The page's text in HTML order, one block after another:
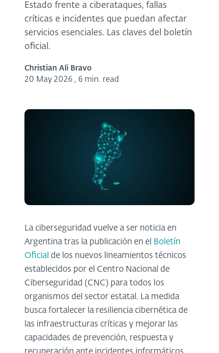
Estado frente a ciberataques, fallas
críticas e incidentes que puedan afectar
servicios esenciales. Las claves del boletín
oficial.
Christian Ali Bravo
20 May 2026 , 6 min. read
La ciberseguridad vuelve a ser noticia en
Argentina tras la publicación en el
Boletín
Oficial de los nuevos lineamientos técnicos
establecidos por el Centro Nacional de
Ciberseguridad (CNC) para todos los
organismos del sector estatal. La medida
busca fortalecer la resiliencia cibernética de
las infraestructuras críticas y mejorar las
capacidades de prevención, respuesta y